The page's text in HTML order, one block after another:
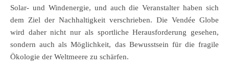
Solar- und Windenergie, und auch die Veranstalter haben sich
dem Ziel der Nachhaltigkeit verschrieben. Die Vendée Globe
wird daher nicht nur als sportliche Herausforderung gesehen,
sondern auch als Möglichkeit, das Bewusstsein für die fragile
Ökologie der Weltmeere zu schärfen.